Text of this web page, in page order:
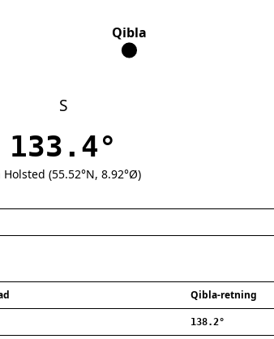
S
Qibla
133.4°
(55.52°N, 8.92°Ø)
Qibla-retning
138.2°